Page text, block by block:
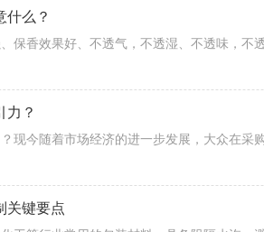
什么？
力？
关键要点